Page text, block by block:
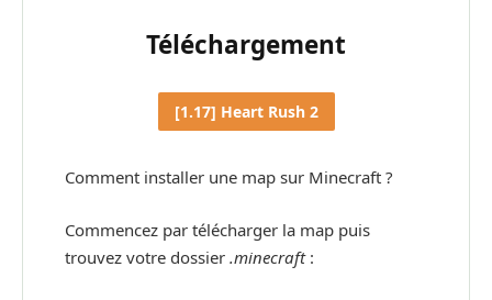
Téléchargement
[1.17] Heart Rush 2
Comment installer une map sur Minecraft ?
Commencez par télécharger la map puis
trouvez votre dossier .minecraft: